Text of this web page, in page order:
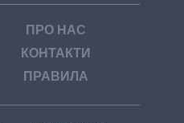
ПРО НАС
КОНТАКТИ
ПРАВИЛА